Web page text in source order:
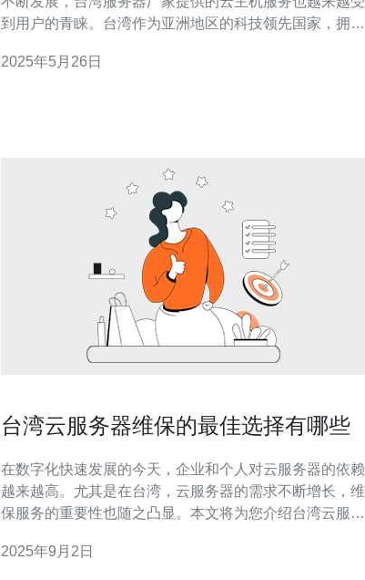
到用户的青睐。台湾作为亚洲地区的科技领先国家，拥有
主机服务。 台湾服务器厂家提供的云主机服务具有极高的
2025年5月26日
台湾云服务器维保的最佳选择有哪些
在数字化快速发展的今天，企业和个人对云服务器的依赖
越来越高。尤其是在台湾，云服务器的需求不断增长，维
保服务的重要性也随之凸显。本文将为您介绍台湾云服务
决策。 云服务器（Cloud Server）是一种基于云计算技术
2025年9月2日